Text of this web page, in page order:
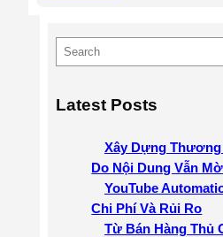
S
e
r
Latest Posts
Xây Dựng Thương
Do Nội Dung Vẫn
YouTube
Chi Phí Và Rủi Ro
Từ Bán Hàng Thủ